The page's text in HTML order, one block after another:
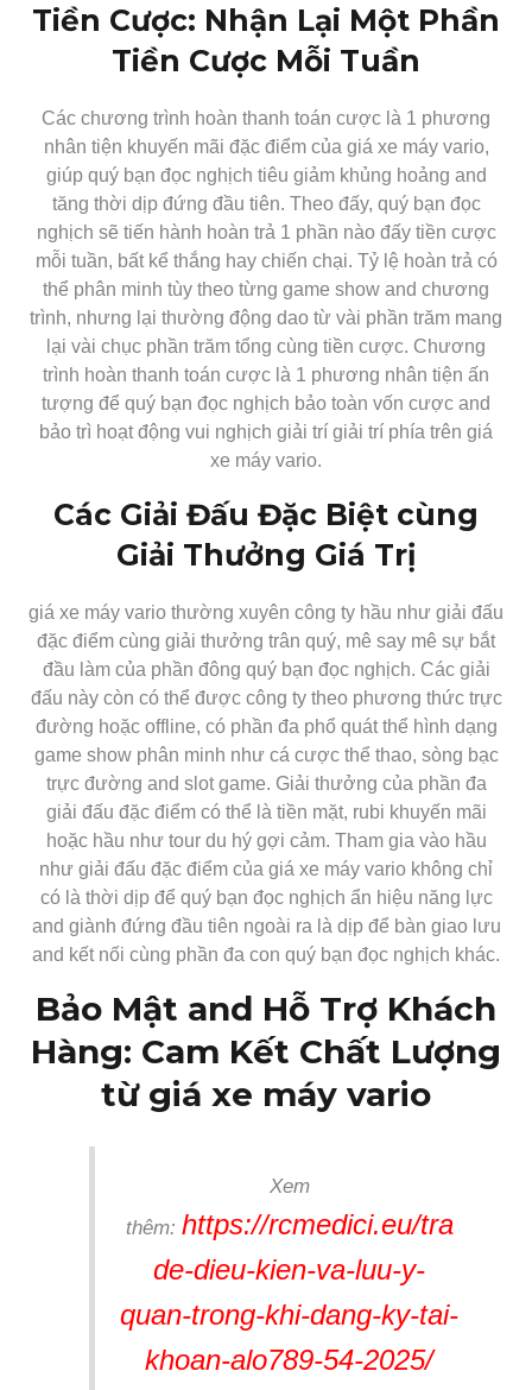
Tiền Cược: Nhận Lại Một Phần
Tiền Cược Mỗi Tuần
Các chương trình hoàn thanh toán cược là 1 phương
nhân tiện khuyến mãi đặc điểm của giá xe máy vario,
giúp quý bạn đọc nghịch tiêu giảm khủng hoảng and
tăng thời dịp đứng đầu tiên. Theo đấy, quý bạn đọc
nghịch sẽ tiến hành hoàn trả 1 phần nào đấy tiền cược
mỗi tuần, bất kể thắng hay chiến chại. Tỷ lệ hoàn trả có
thể phân minh tùy theo từng game show and chương
trình, nhưng lại thường động dao từ vài phần trăm mang
lại vài chục phần trăm tổng cùng tiền cược. Chương
trình hoàn thanh toán cược là 1 phương nhân tiện ấn
tượng để quý bạn đọc nghịch bảo toàn vốn cược and
bảo trì hoạt động vui nghịch giải trí giải trí phía trên giá
xe máy vario.
Các Giải Đấu Đặc Biệt cùng
Giải Thưởng Giá Trị
giá xe máy vario thường xuyên công ty hầu như giải đấu
đặc điểm cùng giải thưởng trân quý, mê say mê sự bắt
đầu làm của phần đông quý bạn đọc nghịch. Các giải
đấu này còn có thể được công ty theo phương thức trực
đường hoặc offline, có phần đa phổ quát thể hình dạng
game show phân minh như cá cược thể thao, sòng bạc
trực đường and slot game. Giải thưởng của phần đa
giải đấu đặc điểm có thể là tiền mặt, rubi khuyến mãi
hoặc hầu như tour du hý gợi cảm. Tham gia vào hầu
như giải đấu đặc điểm của giá xe máy vario không chỉ
có là thời dịp để quý bạn đọc nghịch ẩn hiệu năng lực
and giành đứng đầu tiên ngoài ra là dịp để bàn giao lưu
and kết nối cùng phần đa con quý bạn đọc nghịch khác.
Bảo Mật and Hỗ Trợ Khách
Hàng: Cam Kết Chất Lượng
từ giá xe máy vario
Xem
thêm: https://rcmedici.eu/tra
de-dieu-kien-va-luu-y-
quan-trong-khi-dang-ky-tai-
khoan-alo789-54-2025/